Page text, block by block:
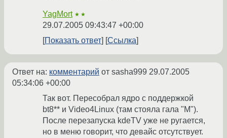
YagMort ★★
29.07.2005 09:43:47 +00:00
Показать ответ
Ссылка
Ответ на: комментарий от sasha999 29.07.2005
05:34:06 +00:00
Так вот. Пересобрал ядро с поддержкой
bt8** и Video4Linux (там стояла гала "М").
После перезапуска kdeTV уже не ругается,
но в меню говорит, что девайс отсутствует.